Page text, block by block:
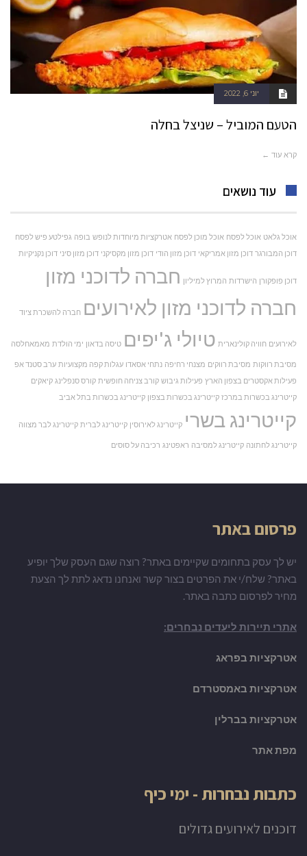
יוני 6, 2022
הטעם המוביל – שניצל בחלה
קרא עוד ←
עוד נושאים
אוכל גלאט אוכל לפסח אוכל מוכן לפסח אטרקציות מיוחדות לנופש בופה גפילטע פיש לפסח
דוכן המבורגר דוכן מזון אמריקאי דוכן מזון הודי דוכן מזון מקסיקני דוכן מזון סיני דוכן נקניקיות
דוכן פופקורן הישרדות המרוץ למיליון חברה לדוכני מזון
חברה לדוכני מזון לאירועים חברה להשכרת ציוד
לאירועים חוויה קולינארית טיולי ג'יפים טיסה בדאון ימי הולדת מאמאחלסה
מסיבת רווקות מסיבת רווקים מצנחי רחיפה נתחי אסאדו עגלות קפה מקצועיות ערב סטנד אפ
פעילות אקסטרים בצפון הארץ פעילות גיבוש קורב צניחה חופשית קורס סנפלינג קיאקים
קייטרינג בכשרות במרכז קייטרינג בכשרות בצפון קייטרינג בכשרות בתל אביב
קייטרינג בשרי קייטרינג לאירוסין קייטרינג לברית קייטרינג לבר מצווה
קייטרינג לחתונה קייטרינג למסיבה ראפטינג רכיבה על סוסים
פרסום באתר
יש לך עסק בתחומים שקיימים באתר? רוצה שגם העסק שלך יופיע
באתר? שלח/י את הפרטים בצור קשר ואנחנו נדאג לתת לך הצעת
מחיר לפרסום כתבה באתר.
אתרי תיירות ליעדים נבחרים:
אטרקציות בפראג
אטרקציות באמסטרדם
אטרקציות בברלין
מפת אתר
כתבות נבחרות - ימי כיף
דוכנים לאירועים גדולים